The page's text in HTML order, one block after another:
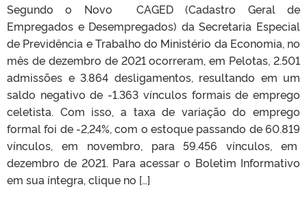
Segundo o Novo CAGED (Cadastro Geral de
Empregados e Desempregados) da Secretaria Especial
de Previdência e Trabalho do Ministério da Economia, no
mês de dezembro de 2021 ocorreram, em Pelotas, 2.501
admissões e 3.864 desligamentos, resultando em um
saldo negativo de -1.363 vínculos formais de emprego
celetista. Com isso, a taxa de variação do emprego
formal foi de -2,24%, com o estoque passando de 60.819
vínculos, em novembro, para 59.456 vínculos, em
dezembro de 2021. Para acessar o Boletim Informativo
em sua íntegra, clique no […]